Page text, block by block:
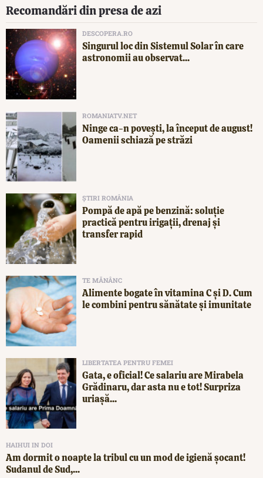
Recomandări din presa de azi
DESCOPERA.RO
Singurul loc din Sistemul Solar în care
astronomii au observat...
ROMANIATV.NET
Ninge ca-n povești, la început de august!
Oamenii schiază pe străzi
ȘTIRI ROMÂNIA
Pompă de apă pe benzină: soluție
practică pentru irigații, drenaj și
transfer rapid
TE MĂNÂNC
Alimente bogate în vitamina C și D. Cum
le combini pentru sănătate și imunitate
LIBERTATEA PENTRU FEMEI
Gata, e oficial! Ce salariu are Mirabela
Grădinaru, dar asta nu e tot! Surpriza
uriașă...
HAIHUI IN DOI
Am dormit o noapte la tribul cu un mod de igienă șocant!
Sudanul de Sud,...